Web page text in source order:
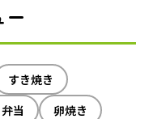
すき焼き
当
卵焼き